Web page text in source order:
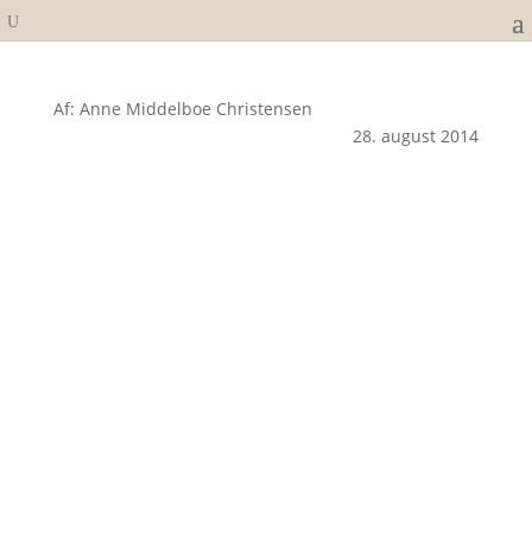
Af: Anne Middelboe Christensen
28. august 2014